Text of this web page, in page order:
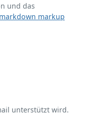
und das
markdown markup
unterstützt wird.